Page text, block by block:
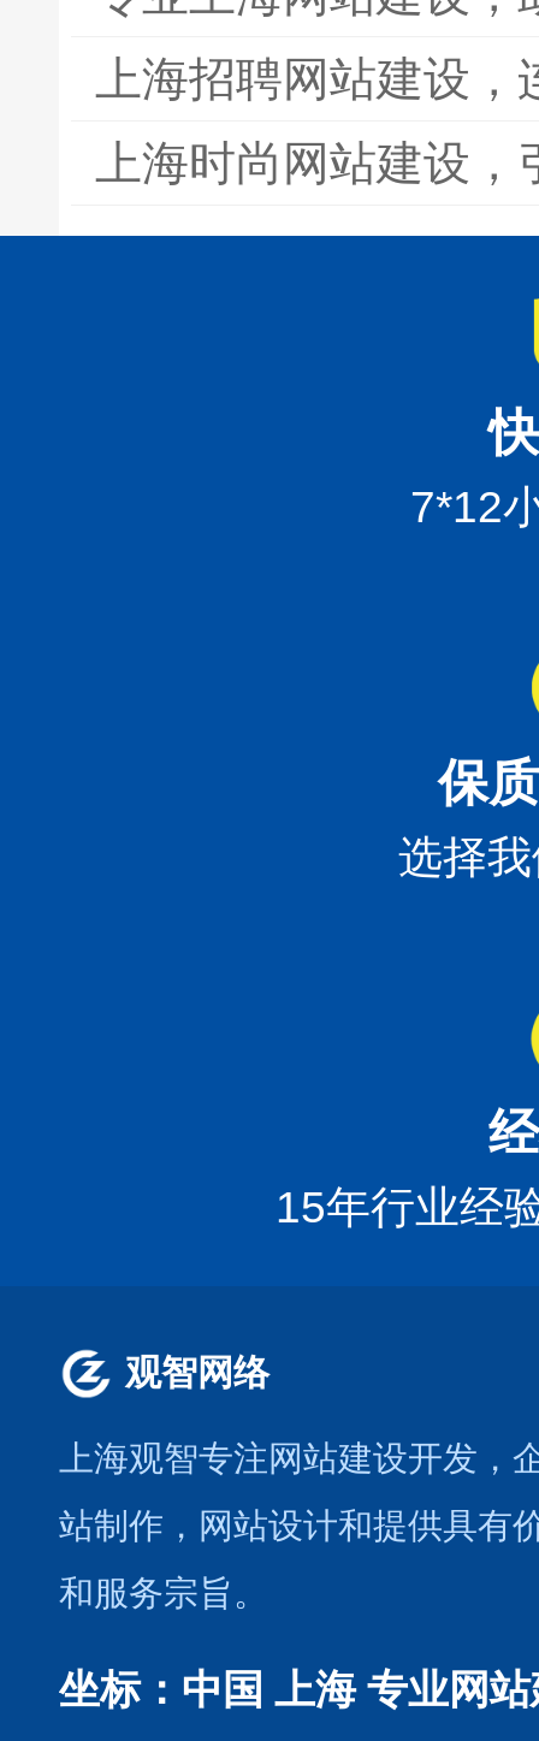
上海招聘网站建设
上海时尚网站建设
7*12
保
选择
15年行业经
观智网络
上海观智专注网站建设开发 ，
站制作 ， 网站设计和提供具有
和服务宗旨。
坐标：中国 上海 专业网